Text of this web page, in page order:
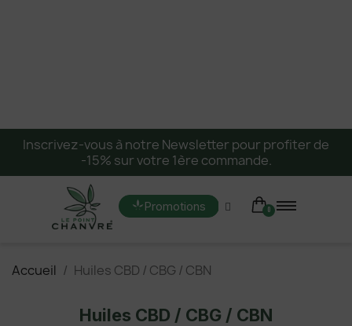
Inscrivez-vous à notre Newsletter pour profiter de
-15% sur votre 1ère commande.
Promotions
Accueil Huiles CBD / CBG / CBN
Huiles CBD / CBG / CBN